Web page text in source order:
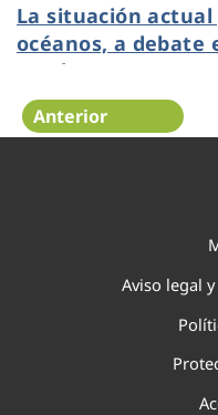
La situación
océanos, a debate
en The Ocean Race
Anterior
Aviso legal